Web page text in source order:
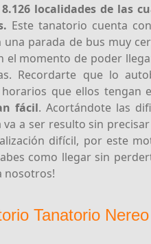
8.126 localidades de las
Este tanatorio cuenta
parada de bus muy
el momento de poder
Recordarte que lo
que ellos tengan
fácil. Acortándote las
va a ser resulto sin
difícil, por este
como llegar sin
nosotros!
Tanatorio